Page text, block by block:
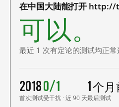
在中国大陆能打开 http://
可以。
最近 1 次有定论的测试均正常
2018
首次测试
0/1
受干扰 · 近 90 天
1 个
最后测试